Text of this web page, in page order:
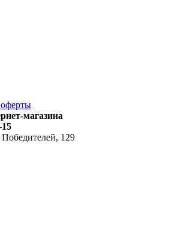
магазина
Победителей, 129